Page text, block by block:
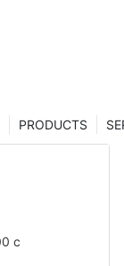
PRODUCTS